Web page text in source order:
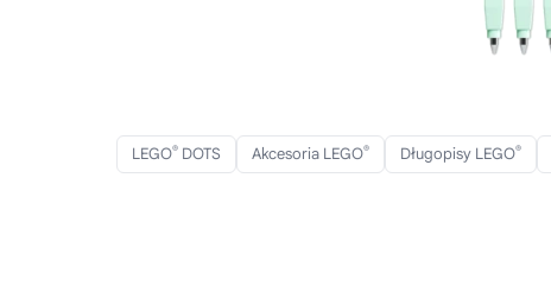
LEGO® DOTS Akcesoria LEGO® Długopisy LEGO®